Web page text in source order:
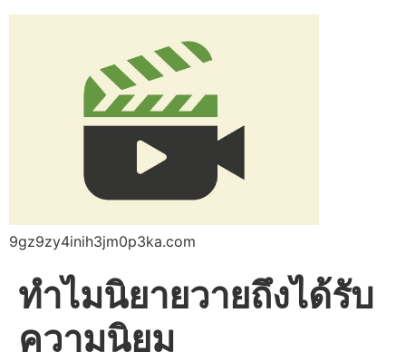
9gz9zy4inih3jm0p3ka.com
ทำไมนิยายวายถึงได้รับ
ความนิยม